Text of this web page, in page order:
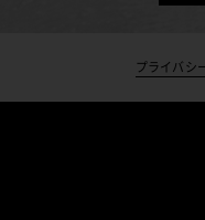
プライバシ